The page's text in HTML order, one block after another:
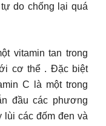
do chống lại quá
vitamin tan trong
cơ thể . Đặc biệt
C là một trong
đầu các phương
lùi các đốm đen và